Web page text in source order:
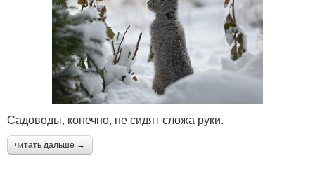
Садоводы, конечно, не сидят сложа руки.
читать дальше →